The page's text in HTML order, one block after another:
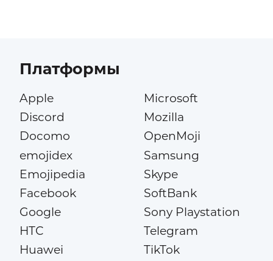
Платформы
Apple
Discord
Docomo
emojidex
Emojipedia
Facebook
Google
HTC
Huawei
Microsoft
Mozilla
OpenMoji
Samsung
Skype
SoftBank
Sony Playstation
Telegram
TikTok